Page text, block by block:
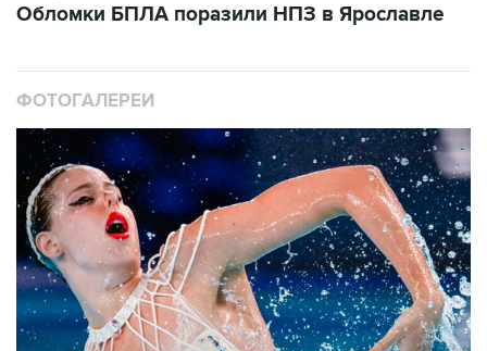
Обломки БПЛА поразили НПЗ в Ярославле
ФОТОГАЛЕРЕИ